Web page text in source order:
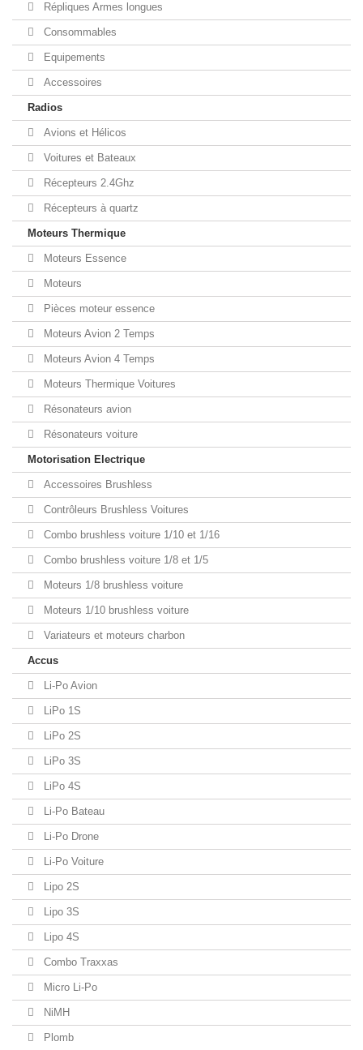
Répliques Armes longues
Consommables
Equipements
Accessoires
Radios
Avions et Hélicos
Voitures et Bateaux
Récepteurs 2.4Ghz
Récepteurs à quartz
Moteurs Thermique
Moteurs Essence
Moteurs
Pièces moteur essence
Moteurs Avion 2 Temps
Moteurs Avion 4 Temps
Moteurs Thermique Voitures
Résonateurs avion
Résonateurs voiture
Motorisation Electrique
Accessoires Brushless
Contrôleurs Brushless Voitures
Combo brushless voiture 1/10 et 1/16
Combo brushless voiture 1/8 et 1/5
Moteurs 1/8 brushless voiture
Moteurs 1/10 brushless voiture
Variateurs et moteurs charbon
Accus
Li-Po Avion
LiPo 1S
LiPo 2S
LiPo 3S
LiPo 4S
Li-Po Bateau
Li-Po Drone
Li-Po Voiture
Lipo 2S
Lipo 3S
Lipo 4S
Combo Traxxas
Micro Li-Po
NiMH
Plomb